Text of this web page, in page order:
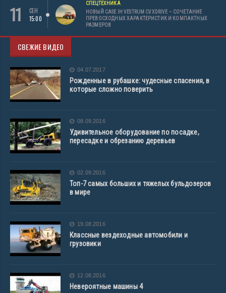
11
СЕН
15:00
СПЕЦТЕХНИКА
НОВЫЙ CASE IH VESTRUM CVXDRIVE – СОЧЕТАНИЕ
ПРЕВОСХОДНЫХ ХАРАКТЕРИСТИК И КОМПАКТНЫХ
РАЗМЕРОВ
СВЕЖИЕ ВИДЕО
04.07.2017
Рожденные в рубашке: чудесные спасения, в
которые сложно поверить
08.09.2016
Удивительное оборудование по посадке,
пересадке и обрезанию деревьев
02.09.2016
Топ-7 самых больших и тяжелых бульдозеров
в мире
19.08.2016
Классные вездеходные автомобили и
грузовики
12.08.2016
Невероятные машины 4